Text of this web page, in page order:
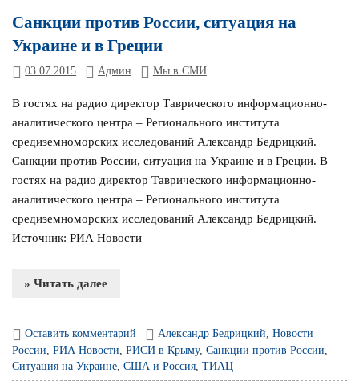
Санкции против России, ситуация на
Украине и в Греции
03.07.2015 Админ Мы в СМИ
В гостях на радио директор Таврического информационно-
аналитического центра – Регионального института
средиземноморских исследований Александр Бедрицкий.
Санкции против России, ситуация на Украине и в Греции. В
гостях на радио директор Таврического информационно-
аналитического центра – Регионального института
средиземноморских исследований Александр Бедрицкий.
Источник: РИА Новости
» Читать далее
Оставить комментарий Александр Бедрицкий ,Новости
России ,РИА Новости ,РИСИ в Крыму,Санкции против России
Ситуация на Украине ,США и Россия ,ТИАЦ